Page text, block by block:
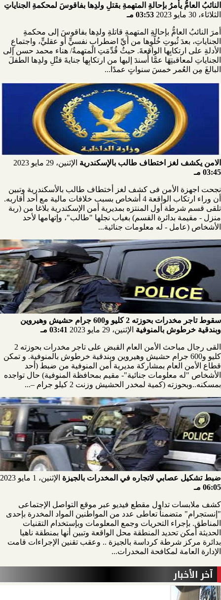
النائبُ العامُّ يأمرُ بإحالةِ المتهمةِ بقتلِ ولدِها بفاقوسَ لمحكمةِ الجناياتِ
الثلاثاء، 30 مايو 2023
03:53 مـ
أمرَ النائبُ العامُّ بإحالةِ المتهمةِ قاتلةِ ولدِها بفاقوسَ إلى محكمةِ
الجناياتِ، بعدَ ثُبوتِ خُلّوِها من أيِّ اضطرابٍ نفسيٍّ أو عقليٍّ، واجتماعِ
الأدلةِ على ارتكابِها الواقعةَ. حيثُ قُدِّمَتِ المتهمةُ/ هناء محمد حسن إلى
الجناياتِ لمعاقبتِهَا عمَّا أُسندَ إليها من ارتكابِها جنايةَ قتْلِ ولدِها الطفلَ
البالغَ مِن العُمر خمسَ سنواتٍ عمدًا...
الامن يكشف لغز اختطاف طالب بالإسكندرية الإثنين، 29 مايو 2023
03:45 مـ
نجحت اجهزة الأمن فى كشف لغز أختطاف طالب بالأسكندرية وتبين
أن وراء ارتكاب الواقعة 4 أشخاص بسبب خلافات مالية مع أحد أقاربه.
تلقى قسم شرطة أول المنتزه بمديرية أمن الإسكندرية بلاغا من (ربة
منزل - مقيمة بدائرة القسم) بغياب نجلها "طالب"، وإتهامها لأحد
الأشخاص (عامل - له معلومات جنائية...
سقوط تاجر مخدرات بحوزته 2 كليو و600 جرام حشيش وهيروين
وبندقية خرطوش بالمنوفية الإثنين، 29 مايو 2023 03:41 مـ
القى رجال مباحث الأمن العام القبض على تاجر مخدرات بحوزته 2
كليو و600 جرام حشيش وهيروين وبندقية خرطوش بالمنوفية. و تمكن
قطاع الأمن العام بمشاركة مديرية أمن المنوفية من ضبط (أحد
الأشخاص "له معلومات جنائية"- مقيم بمحافظة المنوفية) حال تواجده
بمسكنه..وبحوزته (كمية لمخدر الحشيش وزنت 2 كيلو جرام –...
ضبط تشكيل عصابي لاتجاره في المخدرات بالجيزة الإثنين، 1 مايو 2023
06:05 مـ
كشف ملابسات تداول مقطع فيديو عبر موقع التواصل الإجتماعى
"إنستجرام" متضمناً تعاطى عدد من المواطنين المواد المخدرة بإحدى
المناطق. بإجراء التحريات وجمع المعلومات وبإستخدام التقنيات
الحديثة أمكن تحديد المنطقة محل الواقعة وتبين أنها بمنطقة ناهيا
بدائرة مركز شرطة كرداسة بالجيزة .. وعقب تقنين الإجراءات قامت
الإدارة العامة لمكافحة المخدرات...
آخر الأخبار